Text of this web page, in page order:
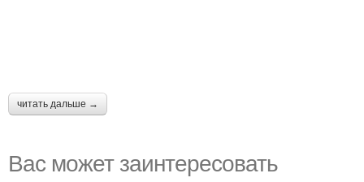
читать дальше →
Вас может заинтересовать